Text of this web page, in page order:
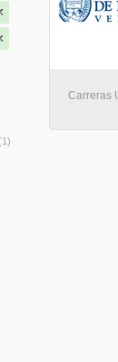
(1)
Carreras